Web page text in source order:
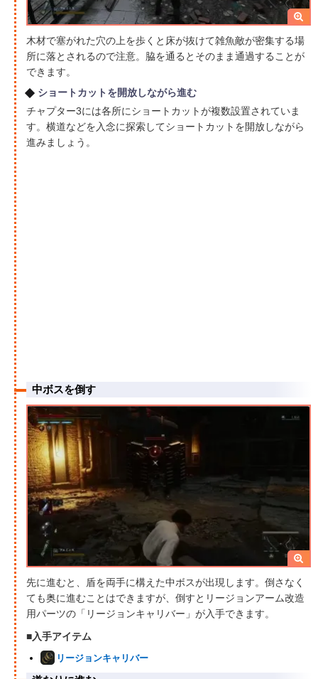
木材で塞がれた穴の上を歩くと床が抜けて雑魚敵が密集する場
所に落とされるので注意。脇を通るとそのまま通過することが
できます。
ショートカットを開放しながら進む
チャプター3には各所にショートカットが複数設置されていま
す。横道などを入念に探索してショートカットを開放しながら
進みましょう。
中ボスを倒す
先に進むと、盾を両手に構えた中ボスが出現します。倒さなく
ても奥に進むことはできますが、倒すとリージョンアーム改造
用パーツの「リージョンキャリバー」が入手できます。
■入手アイテム
リージョンキャリバー